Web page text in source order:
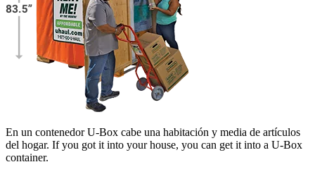
En un contenedor U-Box cabe una habitación y media de artículos
del hogar. If you got it into your house, you can get it into a U-Box
container.